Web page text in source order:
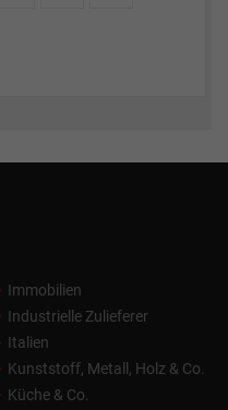
Immobilien
Industrielle Zulieferer
Italien
Kunststoff, Metall, Holz & Co.
Küche & Co.